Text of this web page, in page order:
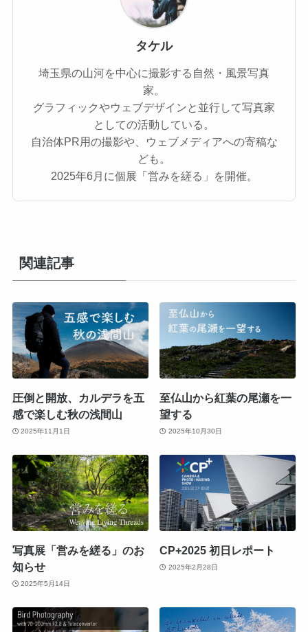
タケル
埼玉県の山河を中心に撮影する自然・風景写真
家。
グラフィックやウェブデザインと並行して写真家
としての活動している。
自治体PR用の撮影や、ウェブメディアへの寄稿な
ども。
2025年6月に個展「営みを縒る」を開催。
関連記事
圧倒と開放、カルデラを五
感で楽しむ秋の浅間山
2025年11月1日
至仏山から紅葉の尾瀬を一
望する
2025年10月30日
写真展「営みを縒る」のお
知らせ
2025年5月14日
CP+2025 初日レポート
2025年2月28日